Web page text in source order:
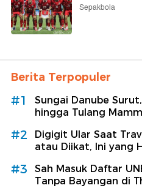
Sepakbola
Berita Terpopuler
#1
Sungai Danube
hingga Tulang
#2
Digigit Ular Saat
atau Diikat, Ini yang
#3
Sah Masuk Daftar
Tanpa Bayangan di